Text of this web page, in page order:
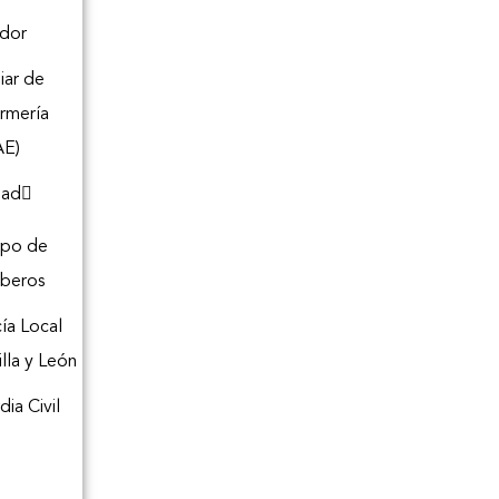
de
de
Local
y León
Civil